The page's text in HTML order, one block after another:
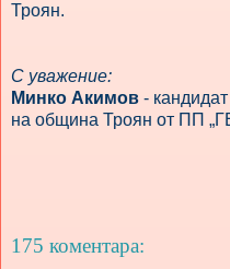
Троян.
С уважение:
Минко Акимов -
на община Троян от ПП
175 коментара: